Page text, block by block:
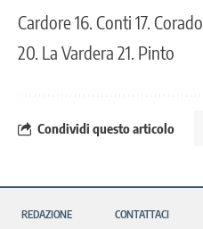
Cardore 16. Conti 17.
20. La Vardera 21. Pinto
Condividi questo articolo
REDAZIONE CONTATTACI